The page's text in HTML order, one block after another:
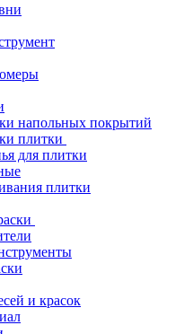
напольных покрытий
плитки
для плитки
плитки
и красок